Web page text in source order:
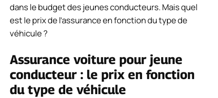
dans le budget des jeunes conducteurs. Mais quel
est le prix de l’assurance en fonction du type de
véhicule ?
Assurance voiture pour jeune
conducteur : le prix en fonction
du type de véhicule